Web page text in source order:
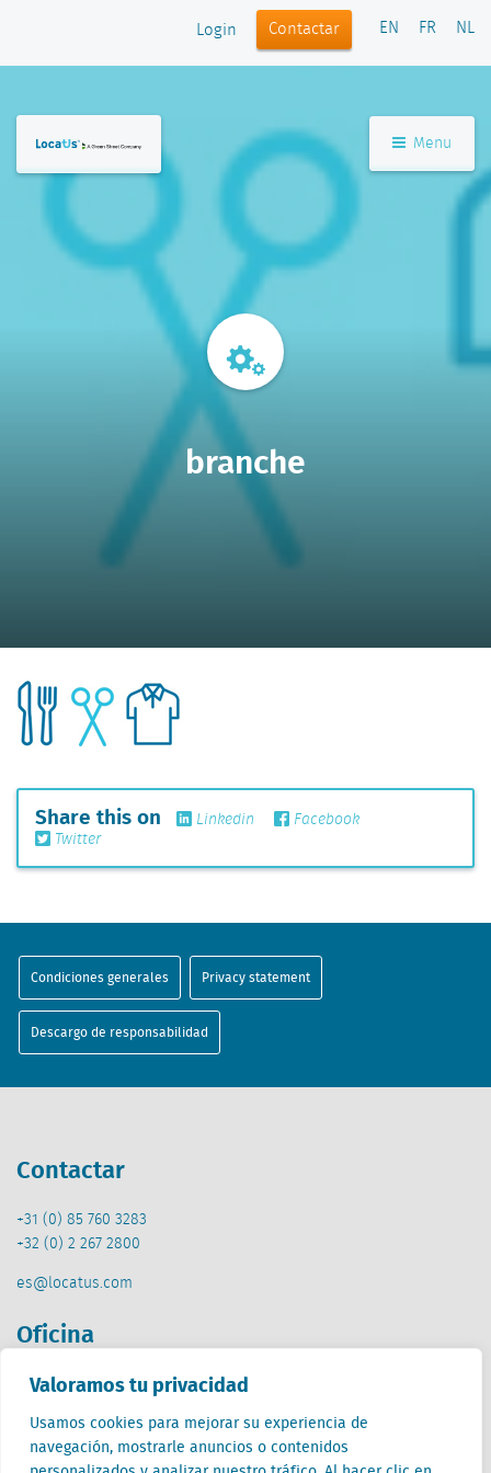
Valoramos tu privacidad
Usamos cookies para mejorar su experiencia de
navegación, mostrarle anuncios o contenidos
Login Contactar EN FR NL
Menu
branche
Share this on Linkedin
Facebook
Twitter
Condiciones generales Privacy statement
Descargo de responsabilidad
Contactar
+31 (0) 85 760 3283
+32 (0) 2 267 2800
es@locatus.com
Oficina
Países Bajos (HQ)
Stationsplein 32
3511 ED Utrecht